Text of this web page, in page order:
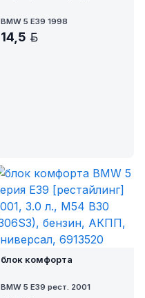
BMW 5 E39 1998
14,5
блок комфорта
BMW 5 E39 рест. 2001